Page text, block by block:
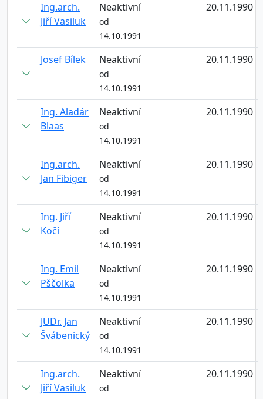
Ing.arch.
Jiří Vasiluk
Neaktivní
od
14.10.1991
20.11.1990
Josef Bílek Neaktivní
od
14.10.1991
20.11.1990
Ing. Aladár
Blaas
Neaktivní
od
14.10.1991
20.11.1990
Ing.arch.
Jan Fibiger
Neaktivní
od
14.10.1991
20.11.1990
Ing. Jiří
Kočí
Neaktivní
od
14.10.1991
20.11.1990
Ing. Emil
Pščolka
Neaktivní
od
14.10.1991
20.11.1990
JUDr. Jan
Švábenický
Neaktivní
od
14.10.1991
20.11.1990
Ing.arch.
Jiří Vasiluk
Neaktivní
od
20.11.1990